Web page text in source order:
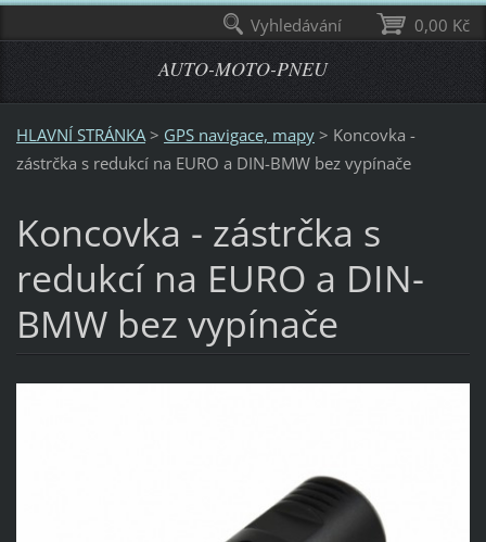
AUTO-MOTO-PNEU
HLAVNÍ STRÁNKA > GPS navigace, mapy > Koncovka -
zástrčka s redukcí na EURO a DIN-BMW bez vypínače
Koncovka - zástrčka s
redukcí na EURO a DIN-
BMW bez vypínače
0,00 Kč
Vyhledávání